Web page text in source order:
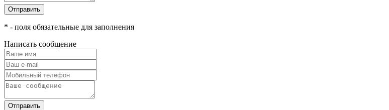
Отправить
* - поля обязательные для заполнения
Написать сообщение
Отправить